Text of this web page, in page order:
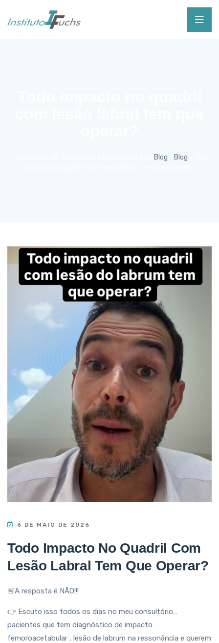
Blog Blog
6 DE MAIO DE 2026
Todo Impacto No Quadril Com
Lesão Labral Tem Que Operar?
🚨A resposta é NÃO!!!
👉 Escuto isso todos os dias no meu consultório…
pacientes que tem diagnóstico de impacto
femoroacetabular , lesão de labrum na ressonância e querem